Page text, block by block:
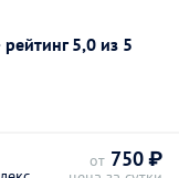
рейтинг 5,0 из 5
от 750 ₽